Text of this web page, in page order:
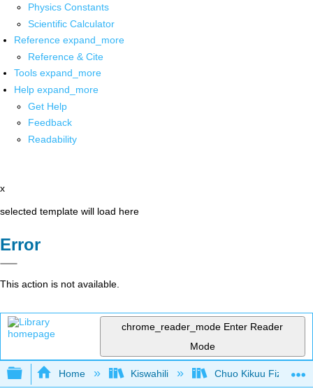
Physics Constants
Scientific Calculator
Reference expand_more
Reference & Cite
Tools expand_more
Help expand_more
Get Help
Feedback
Readability
x
selected template will load here
Error
This action is not available.
chrome_reader_mode Enter Reader
Mode
Expand/collapse global hierarchy
Home Kiswahili Chuo Kikuu Fizikia III